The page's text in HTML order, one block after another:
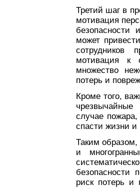
Третий шаг в
мотивация
безопасности
может
сотрудников
мотивация к
множество
потерь и
Кроме того,
случае
спасти жизни и
Таким
и
безопасности
риск потерь и